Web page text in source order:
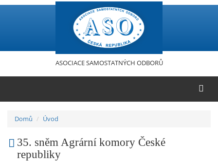
Přejít
ASOCIACE SAMOSTATNÝCH ODBORŮ
Domů Úvod
35. sněm Agrární komory České
republiky